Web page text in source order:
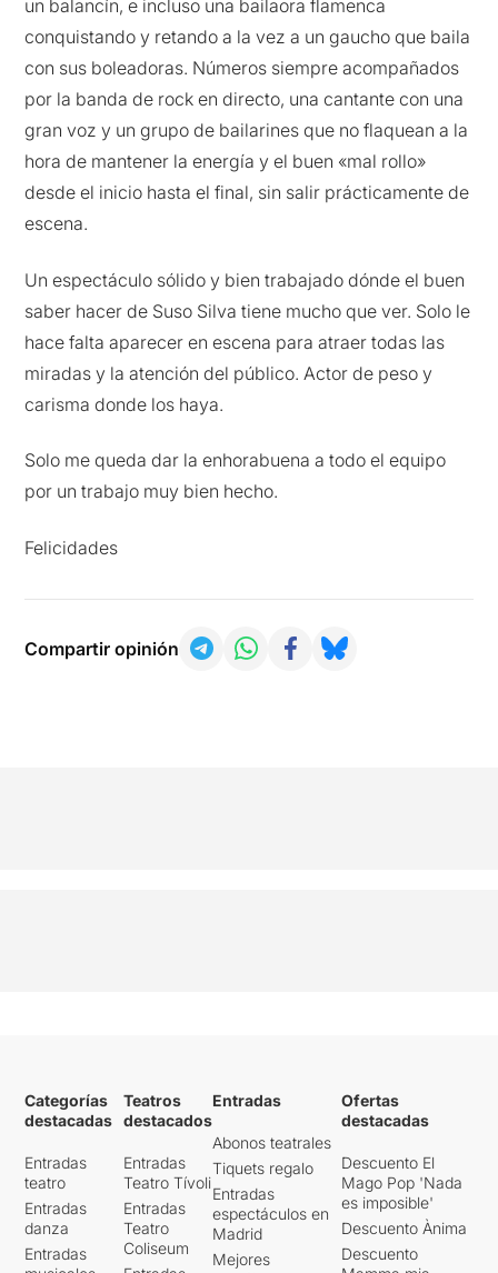
un balancín, e incluso una bailaora flamenca
conquistando y retando a la vez a un gaucho que baila
con sus boleadoras. Números siempre acompañados
por la banda de rock en directo, una cantante con una
gran voz y un grupo de bailarines que no flaquean a la
hora de mantener la energía y el buen «mal rollo»
desde el inicio hasta el final, sin salir prácticamente de
escena.
Un espectáculo sólido y bien trabajado dónde el buen
saber hacer de Suso Silva tiene mucho que ver. Solo le
hace falta aparecer en escena para atraer todas las
miradas y la atención del público. Actor de peso y
carisma donde los haya.
Solo me queda dar la enhorabuena a todo el equipo
por un trabajo muy bien hecho.
Felicidades
Compartir opinión
Categorías
destacadas
Entradas
teatro
Entradas
danza
Entradas
Teatros
destacados
Entradas
Teatro Tívoli
Entradas
Teatro
Coliseum
Entradas
Abonos teatrales
Tiquets regalo
Entradas
espectáculos en
Madrid
Mejores
Ofertas
destacadas
Descuento El
Mago Pop 'Nada
es imposible'
Descuento Ànima
Descuento